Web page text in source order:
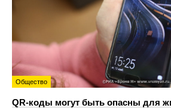
Общество
QR-коды могут быть опасны для